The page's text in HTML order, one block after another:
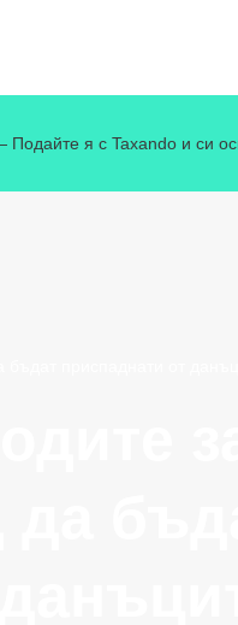
я с Taxando и си